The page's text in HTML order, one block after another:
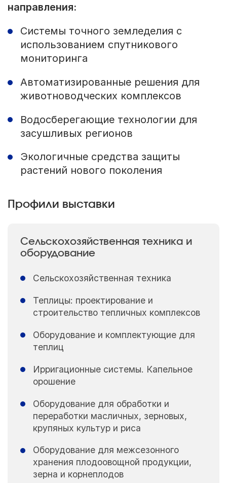
направления:
Системы точного земледелия с
использованием спутникового
мониторинга
Автоматизированные решения для
животноводческих комплексов
Водосберегающие технологии для
засушливых регионов
Экологичные средства защиты
растений нового поколения
Профили выставки
Сельскохозяйственная техника и
оборудование
Сельскохозяйственная техника
Теплицы: проектирование и
строительство тепличных комплексов
Оборудование и комплектующие для
теплиц
Ирригационные системы. Капельное
орошение
Оборудование для обработки и
переработки масличных, зерновых,
крупяных культур и риса
Оборудование для межсезонного
хранения плодоовощной продукции,
зерна и корнеплодов